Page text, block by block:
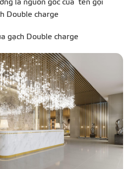
là nguồn gốc của tên gọi
Double charge
gạch Double charge